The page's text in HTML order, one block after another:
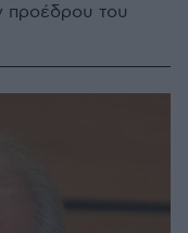
προέδρου του